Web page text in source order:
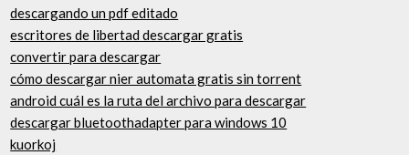
descargando un pdf editado
escritores de libertad descargar gratis
convertir para descargar
cómo descargar nier automata gratis sin torrent
android cuál es la ruta del archivo para descargar
descargar bluetoothadapter para windows 10
kuorkoj